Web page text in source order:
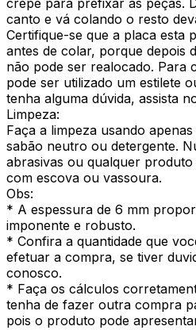
canto e vá colando o resto
Certifique-se que a placa esta
antes de colar, porque depois
não pode ser realocado. Para
pode ser utilizado um estilete
tenha alguma dúvida, assista
Limpeza:
Faça a limpeza usando
sabão neutro ou detergente.
abrasivas ou qualquer
com escova ou vassoura.
Obs:
* A espessura de 6 mm
imponente e robusto.
* Confira a quantidade que
efetuar a compra, se tiver
conosco.
* Faça os cálculos
tenha de fazer outra compra
pois o produto pode